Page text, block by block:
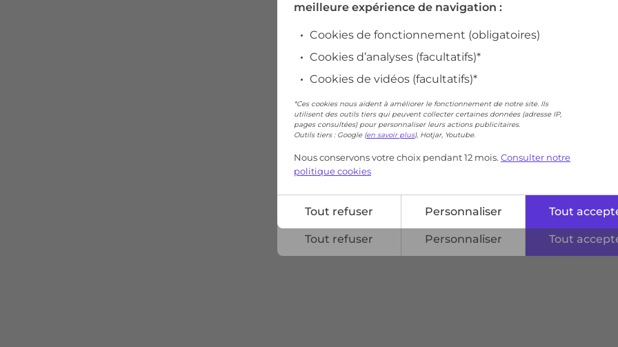
meilleure expérience de navigation :
Cookies de fonctionnement (obligatoires)
Cookies d’analyses (facultatifs)*
Cookies de vidéos (facultatifs)*
*Ces cookies nous aident à améliorer le fonctionnement de notre site. Ils
utilisent des outils tiers qui peuvent collecter certaines données (adresse IP,
pages consultées) pour personnaliser leurs actions publicitaires.
Outils tiers : Google (en savoir plus), Hotjar, Youtube.
Nous conservons votre choix pendant 12 mois. Consulter notre
politique cookies
Tout refuser Personnaliser Tout